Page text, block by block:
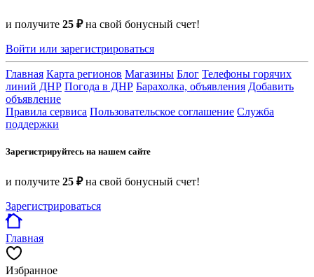
и получите 25 ₽на свой бонусный счет!
Войти или зарегистрироваться
Главная Карта регионов Магазины Блог Телефоны горячих
линий ДНР Погода в ДНР Барахолка, объявления Добавить
объявление
Правила сервиса Пользовательское соглашение Служба
поддержки
Зарегистрируйтесь на нашем сайте
и получите 25 ₽на свой бонусный счет!
Зарегистрироваться
Главная
Избранное